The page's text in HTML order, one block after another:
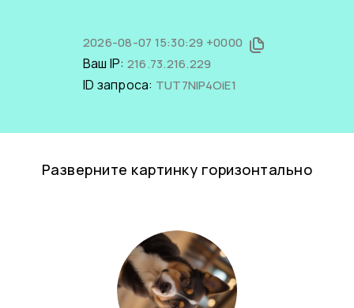
2026-08-07 15:30:29 +0000
Ваш IP: 216.73.216.229
ID запроса: TUT7NIP4OiE1
Разверните картинку горизонтально